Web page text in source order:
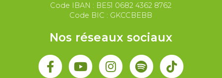
Code IBAN : BE51 0682 4362 8762
Code BIC : GKCCBEBB
Nos réseaux sociaux